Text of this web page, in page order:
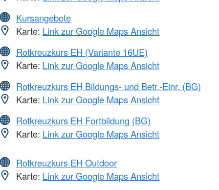
Kursangebote
Karte: Link zur Google Maps Ansicht
Rotkreuzkurs EH (Variante 16UE)
Karte: Link zur Google Maps Ansicht
Rotkreuzkurs EH Bildungs- und Betr.-Einr. (BG)
Karte: Link zur Google Maps Ansicht
Rotkreuzkurs EH Fortbildung (BG)
Karte: Link zur Google Maps Ansicht
Rotkreuzkurs EH Outdoor
Karte: Link zur Google Maps Ansicht